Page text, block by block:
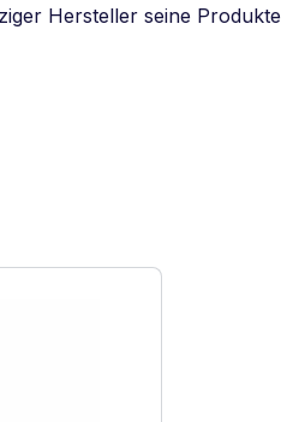
Hersteller seine Produkte